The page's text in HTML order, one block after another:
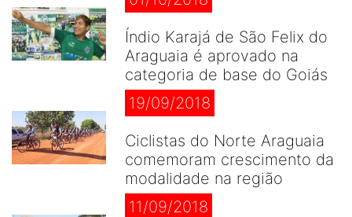
Índio Karajá de São Felix do
Araguaia é aprovado na
categoria de base do Goiás
19/09/2018
Ciclistas do Norte Araguaia
comemoram crescimento da
modalidade na região
11/09/2018